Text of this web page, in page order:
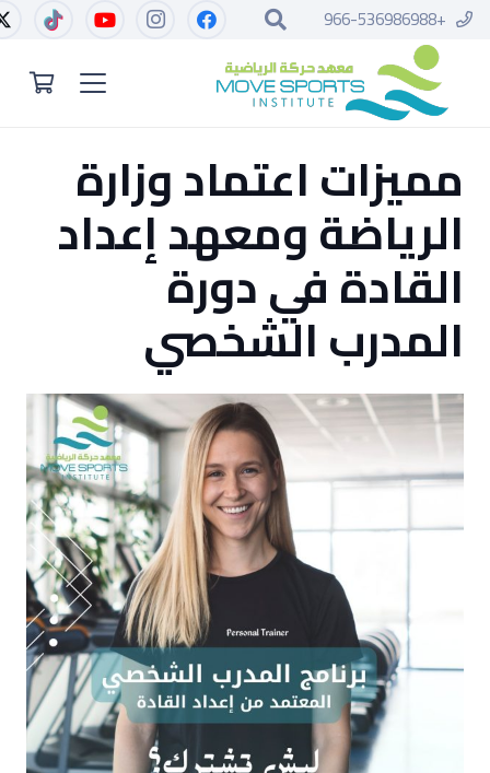
+966-536986988
مميزات اعتماد وزارة
الرياضة ومعهد إعداد
القادة في دورة
المدرب الشخصي